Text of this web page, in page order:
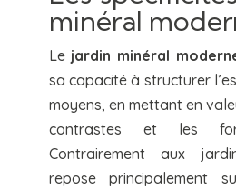
minéral
Le jardin minéral
sa capacité à structurer
moyens, en mettant en
contrastes et les
Contrairement aux
repose principalement